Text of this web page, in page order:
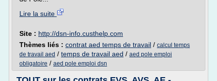
Lire la suite
Site : http://dsn-info.custhelp.com
Thèmes liés : contrat aed temps de travail / calcul temps
de travail aed / temps de travail aed / aed pole emploi
obligatoire / aed pole emploi dsn